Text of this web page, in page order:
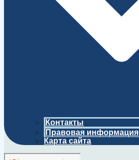
Контакты
Правовая информация
Карта сайта